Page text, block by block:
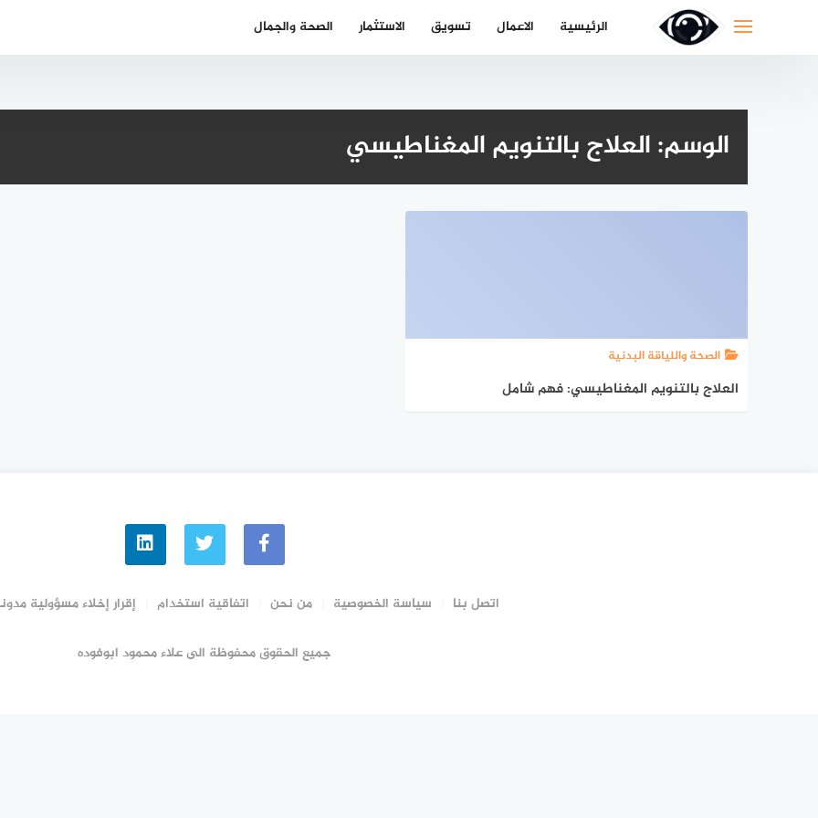
الرئيسية الاعمال تسويق الاستثمار الصحة والجمال
الوسم:العلاج بالتنويم المغناطيسي
الصحة واللياقة البدنية
العلاج بالتنويم المغناطيسي: فهم شامل
اتصل بنا سياسة الخصوصية من نحن اتفاقية استخدام إقرار إخلاء مسؤولية
جميع الحقوق محفوظة الى علاء محمود ابوفوده